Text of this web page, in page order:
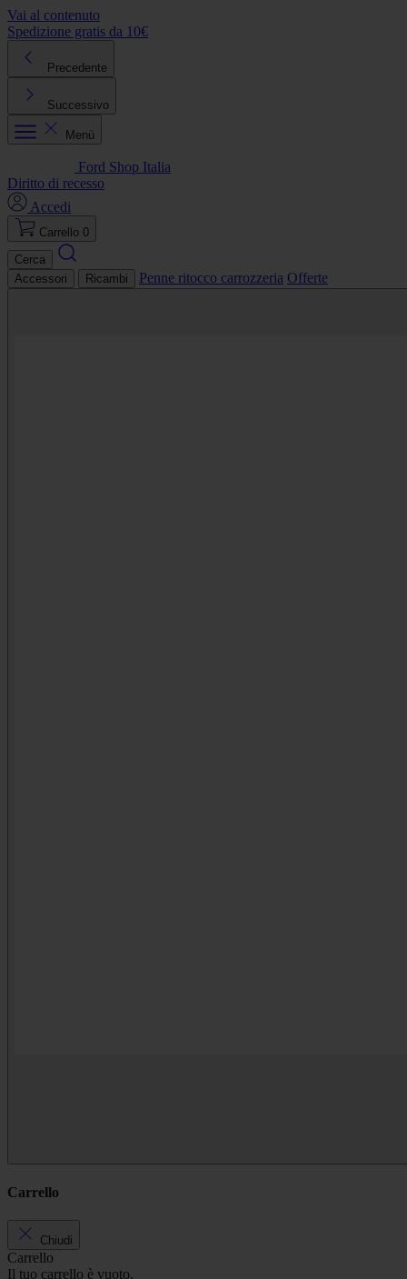
Vai al contenuto
Spedizione gratis da 10€
Precedente
Successivo
Menù
Ford Shop Italia
Diritto di recesso
Accedi
Carrello 0
Cerca
Accessori
Ricambi Penne ritocco carrozzeria Offerte
Carrello
Chiudi
Carrello
Il tuo carrello è vuoto.